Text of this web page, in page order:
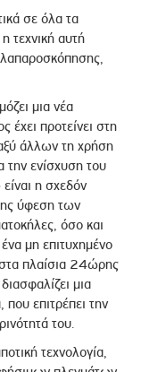
σε όλα τα
τεχνική αυτή
λαπαροσκόπησης,
μια νέα
έχει προτείνει στη
άλλων τη χρήση
την ενίσχυση του
η σχεδόν
ύφεση των
όσο και
μη επιτυχημένο
στα πλαίσια 24ώρης
μια
επιτρέπει την
του.
τεχνολογία,